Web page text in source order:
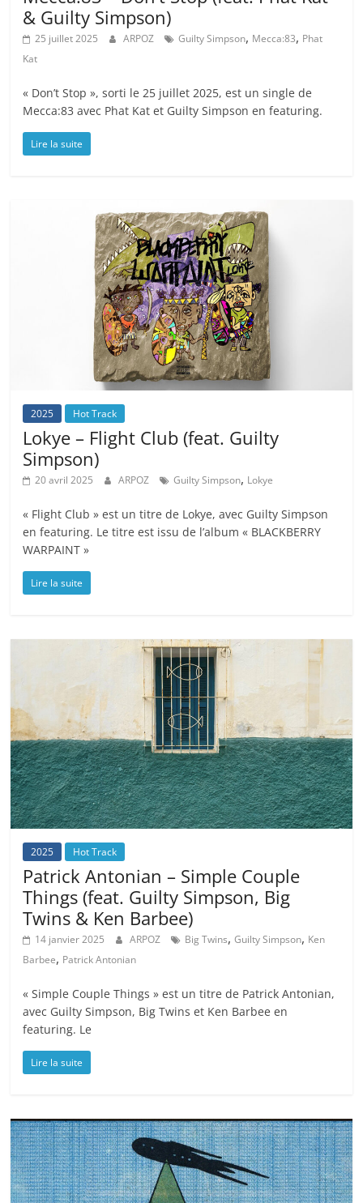
& Guilty Simpson)
25 juillet 2025 ARPOZ Guilty Simpson, Mecca:83, Phat
Kat
« Don’t Stop », sorti le 25 juillet 2025, est un single de
Mecca:83 avec Phat Kat et Guilty Simpson en featuring.
Lire la suite
2025 Hot Track
Lokye – Flight Club (feat. Guilty
Simpson)
20 avril 2025 ARPOZ Guilty Simpson, Lokye
« Flight Club » est un titre de Lokye, avec Guilty Simpson
en featuring. Le titre est issu de l’album « BLACKBERRY
WARPAINT »
Lire la suite
2025 Hot Track
Patrick Antonian – Simple Couple
Things (feat. Guilty Simpson, Big
Twins & Ken Barbee)
14 janvier 2025 ARPOZ Big Twins,Guilty Simpson, Ken
Barbee, Patrick Antonian
« Simple Couple Things » est un titre de Patrick Antonian,
avec Guilty Simpson, Big Twins et Ken Barbee en
featuring. Le
Lire la suite